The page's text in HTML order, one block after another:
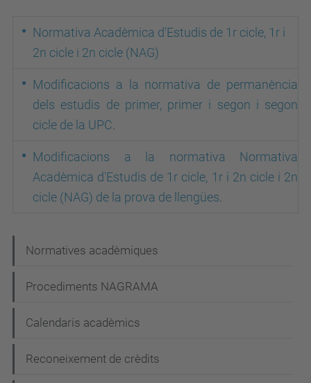
Normativa Acadèmica d'Estudis de 1r cicle, 1r i
2n cicle i 2n cicle (NAG)
Modificacions a la normativa de permanència
dels estudis de primer, primer i segon i segon
cicle de la UPC
Modificacions a la normativa Normativa
Acadèmica d'Estudis de 1r cicle, 1r i 2n cicle i 2n
cicle (NAG) de la prova de llengües
a
v
g
a
Normatives acadèmiques
Procediments NAGRAMA
Calendaris acadèmics
Reconeixement de crèdits